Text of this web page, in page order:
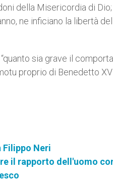
della Misericordia di
ne inficiano la libertà
sia grave il
proprio di Benedetto
Filippo Neri
il rapporto dell'uomo